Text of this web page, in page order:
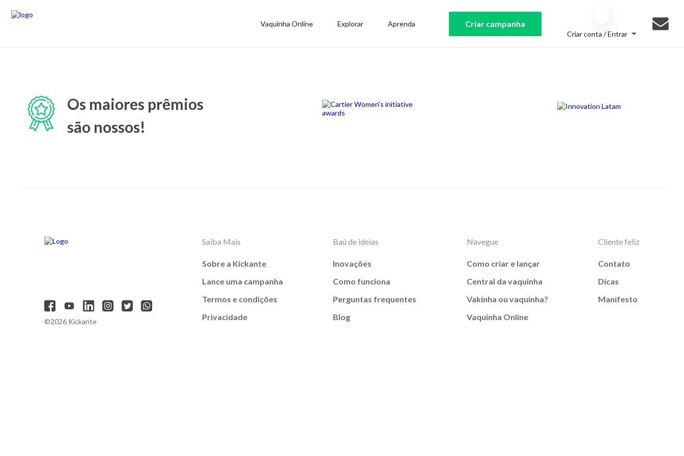
Vaquinha Online Explorar Aprenda Criar campanha
Criar conta / Entrar
Os maiores prêmios
são nossos!
©2026 Kickante
Saiba Mais
Sobre a Kickante
Lance uma campanha
Termos e condições
Privacidade
Baú de ideias
Inovações
Como funciona
Perguntas frequentes
Blog
Navegue
Como criar e lançar
Central da vaquinha
Vakinha ou vaquinha?
Vaquinha Online
Cliente feliz
Contato
Dicas
Manifesto